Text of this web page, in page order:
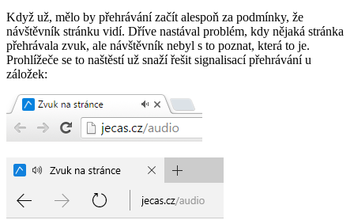
Když už, mělo by přehrávání začít alespoň za podmínky, že
návštěvník stránku vidí. Dříve nastával problém, kdy nějaká stránka
přehrávala zvuk, ale návštěvník nebyl s to poznat, která to je.
Prohlížeče se to naštěstí už snaží řešit signalisací přehrávání u
záložek: